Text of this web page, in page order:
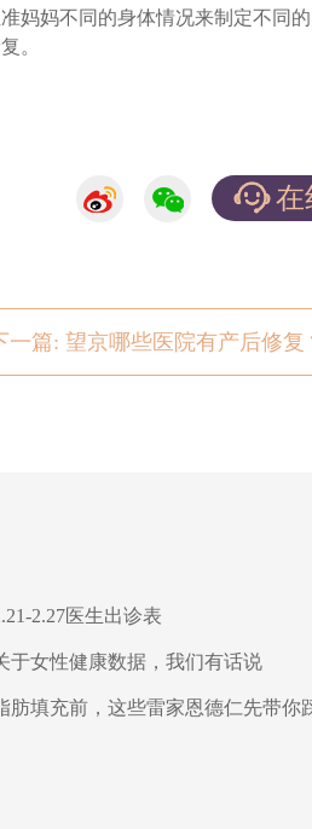
妈妈不同的身体情况来制定不同的
。
在
2.27医生出诊表
于女性健康数据，我们有话说
肪填充前，这些雷家恩德仁先带你